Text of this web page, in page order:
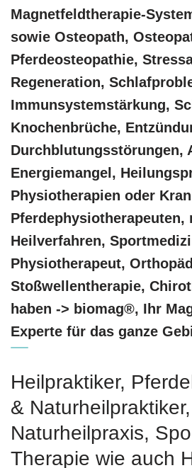
Magnetfeldtherapie-
sowie Osteopath,
Pferdeosteopathie,
Regeneration,
Immunsystemstärkung,
Knochenbrüche,
Durchblutungsstörungen,
Energiemangel,
Physiotherapien oder
Pferdephysiotherapeuten,
Heilverfahren,
Physiotherapeut,
Stoßwellentherapie,
haben -> biomag®, Ihr
Experte für das ganze
Heilpraktiker,
& Naturheilpraktiker,
Naturheilpraxis,
Therapie wie auch